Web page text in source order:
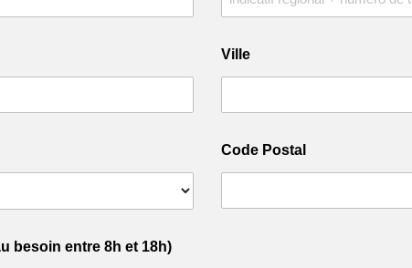
Ville
Code Postal
besoin entre 8h et 18h)